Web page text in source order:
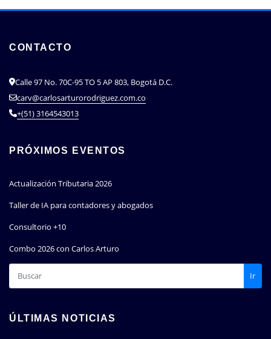
CONTACTO
Calle 97 No. 70C-95 TO 5 AP 803, Bogotá D.C.
carv@carlosarturorodriguez.com.co
+(51) 3164543013
PRÓXIMOS EVENTOS
Actualización Tributaria 2026
Taller de IA para contadores y abogados
Consultorio +10
Combo 2026 con Carlos Arturo
Ir
ÚLTIMAS NOTICIAS